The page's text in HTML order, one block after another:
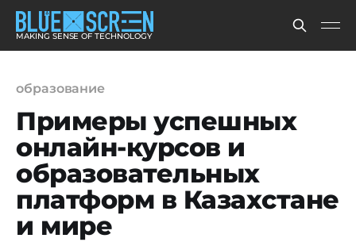
MAKING SENSE OF TECHNOLOGY
образование
Примеры успешных
онлайн-курсов и
образовательных
платформ в Казахстане
и мире